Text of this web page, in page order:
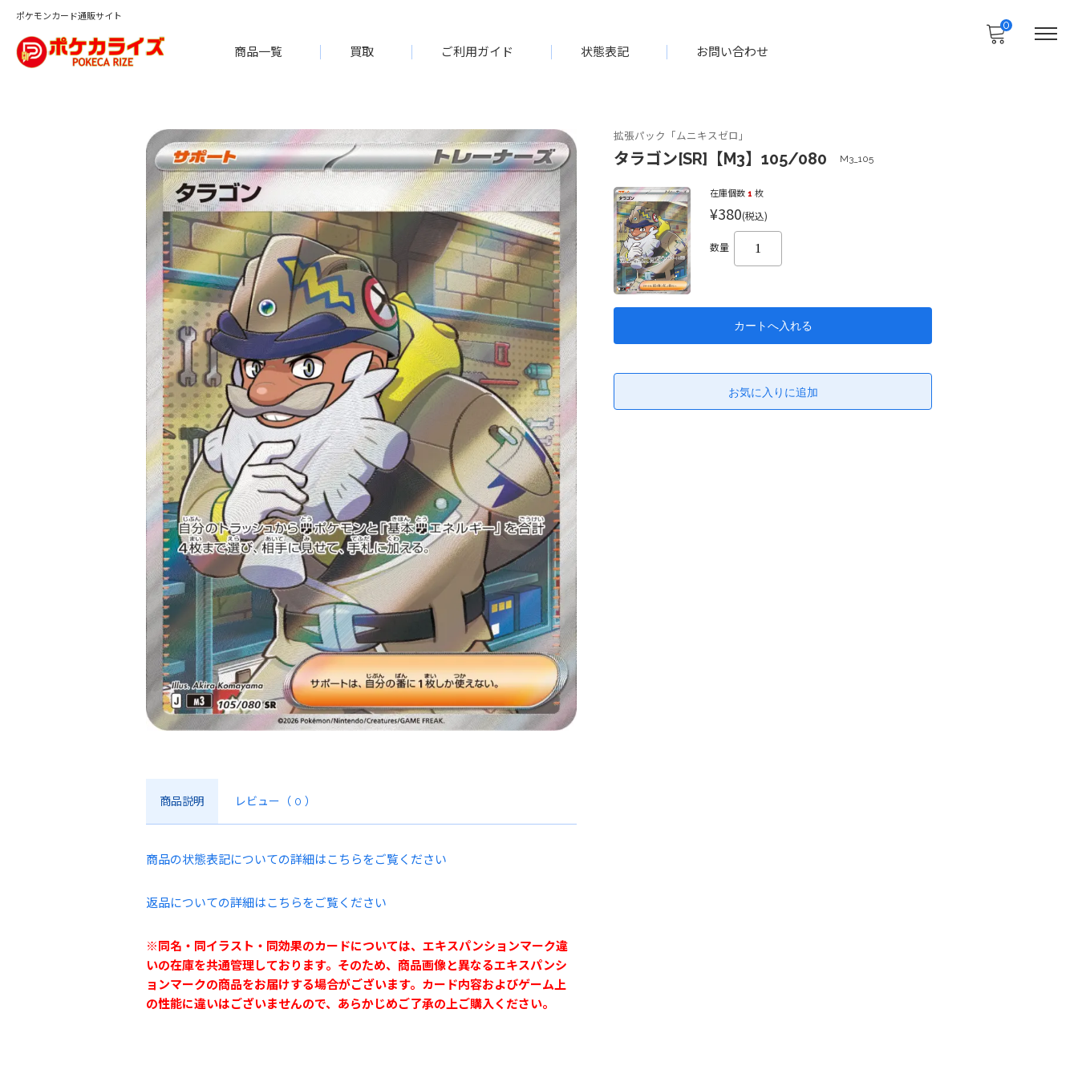
ポケモンカード通販サイト
商品一覧 買取 ご利用ガイド 状態表記 お問い合わせ
0
拡張パック「ムニキスゼロ」
タラゴン[SR]【M3】105/080 M3_105
在庫個数1 枚
¥380(税込)
数量
商品説明 レビュー （ 0 ）
商品の状態表記についての詳細はこちらをご覧ください
返品についての詳細はこちらをご覧ください
※同名・同イラスト・同効果のカードについては、エキスパンションマーク違
いの在庫を共通管理しております。そのため、商品画像と異なるエキスパンシ
ョンマークの商品をお届けする場合がございます。カード内容およびゲーム上
の性能に違いはございませんので、あらかじめご了承の上ご購入ください。